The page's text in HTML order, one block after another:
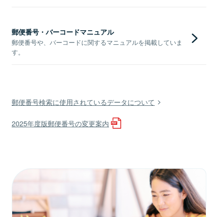
郵便番号・バーコードマニュアル
郵便番号や、バーコードに関するマニュアルを掲載していま
す。
郵便番号検索に使用されているデータについて
2025年度版郵便番号の変更案内